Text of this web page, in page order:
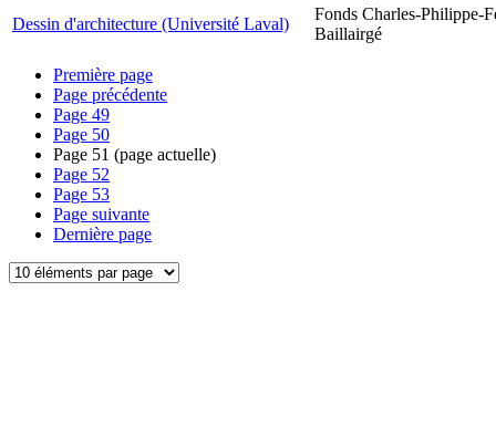
Dessin d'architecture (Université Laval)
Fonds Charles-Philippe-
Baillairgé
Première page
Page précédente
Page 49
Page 50
Page 51 (page actuelle)
Page 52
Page 53
Page suivante
Dernière page